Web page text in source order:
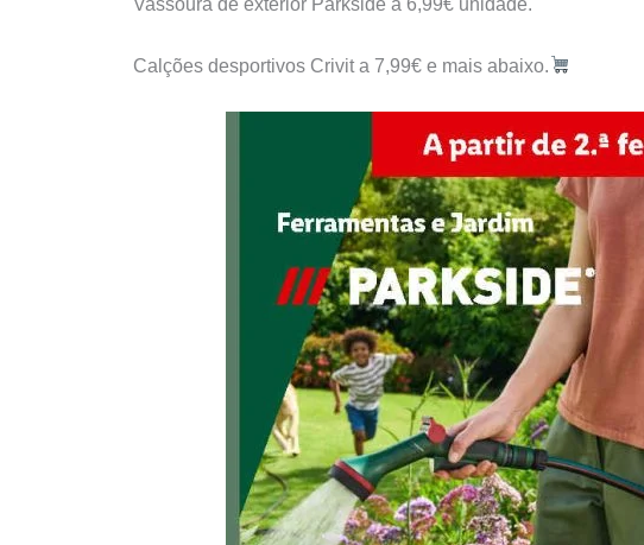
Vassoura de exterior Parkside a 6,99€ unidade.
Calções desportivos Crivit a 7,99€ e mais abaixo.